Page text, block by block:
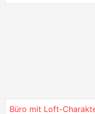
Büro mit Loft-